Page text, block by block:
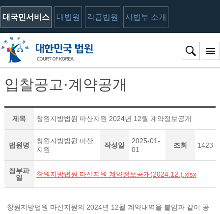
대국민서비스 대법원 각급법원 사법부 소개
입찰공고·계약공개
제목 창원지방법원 마산지원 2024년 12월 계약정보공개
법원명
창원지방법원 마산
지원
작성일
2025-01-
01
조회 1423
첨부파
일
창원지방법원 마산지원 계약정보공개(2024.12.).xlsx
창원지방법원 마산지원의 2024년 12월 계약내역을 붙임과 같이 공